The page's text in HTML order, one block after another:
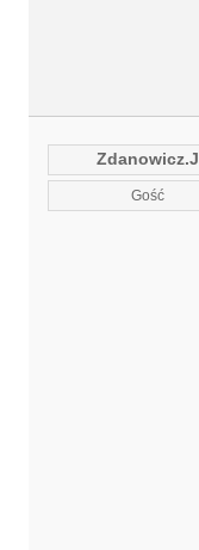
Zdanowicz.J
Gość